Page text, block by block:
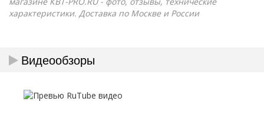
характеристики. Доставка по Москве и России
Видеообзоры